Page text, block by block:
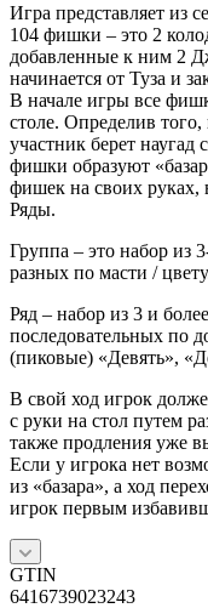
Игра представляет из
104 фишки – это 2
добавленные к ним 2
начинается от Туза и
В начале игры все
столе. Определив
участник берет
фишки образуют
фишек на своих руках,
Ряды.
Группа – это набор из
разных по масти /
Ряд – набор из 3 и
последовательных по
(пиковые) «Девять»,
В свой ход игрок
с руки на стол путем
также продления уже
Если у игрока нет
из «базара», а ход
игрок первым
GTIN
6416739023243